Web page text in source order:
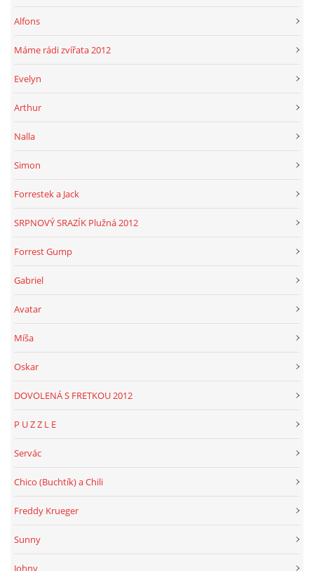
Alfons
Máme rádi zvířata 2012
Evelyn
Arthur
Nalla
Simon
Forrestek a Jack
SRPNOVÝ SRAZÍK Plužná 2012
Forrest Gump
Gabriel
Avatar
Míša
Oskar
DOVOLENÁ S FRETKOU 2012
P U Z Z L E
Servác
Chico (Buchtík) a Chili
Freddy Krueger
Sunny
Johny